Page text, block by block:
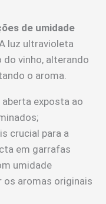
de umidade
luz ultravioleta
vinho, alterando
o aroma.
exposta ao
crucial para a
em garrafas
umidade
os aromas originais